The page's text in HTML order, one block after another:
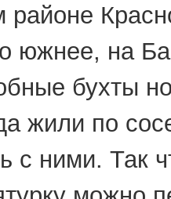
районе
южнее, на
бухты
жили по
с ними. Так